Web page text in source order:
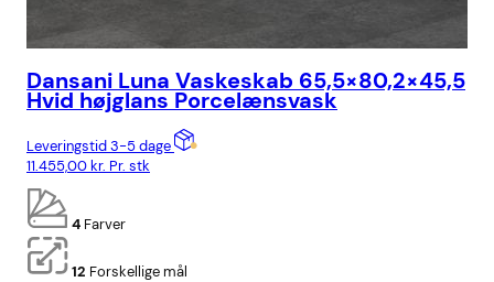
Dansani Luna Vaskeskab 65,5×80,2×45,5
Hvid højglans Porcelænsvask
Leveringstid 3-5 dage
11.455,00kr. Pr. stk
4 Farver
12 Forskellige mål